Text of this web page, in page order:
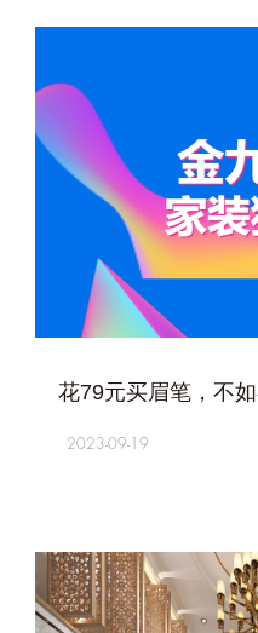
花79元买眉笔，不
2023-09-19